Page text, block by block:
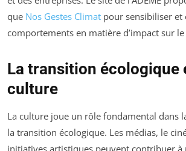
que Nos Gestes Climat pour sensibiliser et
comportements en matière d’impact sur
La transition écologique
culture
La culture joue un rôle fondamental dans
la transition écologique. Les médias, le
initiatives artistiques peuvent contribuer